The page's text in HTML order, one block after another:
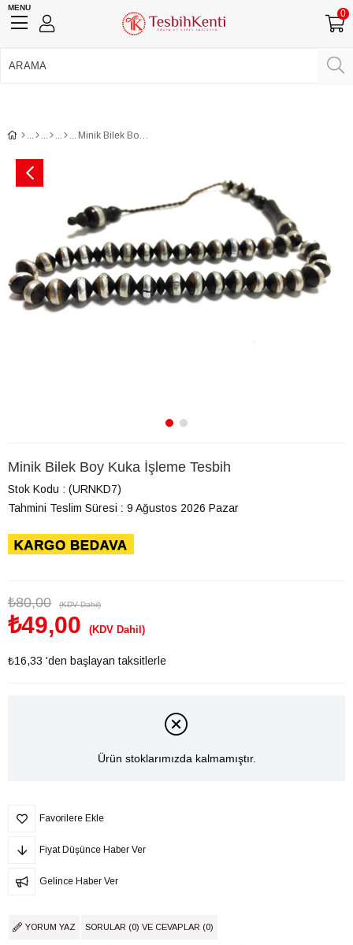
MENU
0
Minik Bilek Boy Kuka İşleme Tesbih
Minik Bilek Boy Kuka İşleme Tesbih
Stok Kodu
(URNKD7)
Tahmini Teslim Süresi : 9 Ağustos 2026 Pazar
₺80,00 (KDV Dahil)
₺49,00 (KDV Dahil)
₺16,33 'den başlayan taksitlerle
Ürün stoklarımızda kalmamıştır.
Favorilere Ekle
Fiyat Düşünce Haber Ver
Gelince Haber Ver
YORUM YAZ SORULAR (0) VE CEVAPLAR (0)